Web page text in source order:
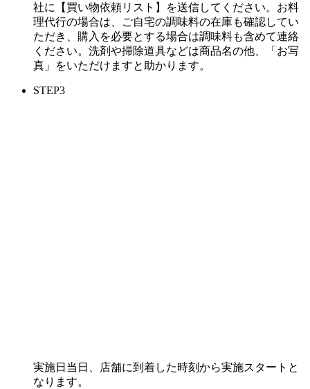
社に【買い物依頼リスト】を送信してください。お料
理代行の場合は、ご自宅の調味料の在庫も確認してい
ただき、購入を必要とする場合は調味料も含めて連絡
ください。洗剤や掃除道具などは商品名の他、「お写
真」をいただけますと助かります。
STEP3
実施日当日、店舗に到着した時刻から実施スタートと
なります。